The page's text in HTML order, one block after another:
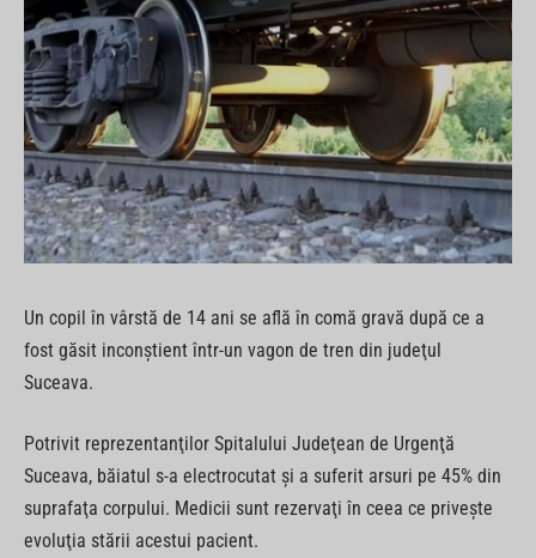
Un copil în vârstă de 14 ani se află în comă gravă după ce a
fost găsit inconştient într-un vagon de tren din judeţul
Suceava.
Potrivit reprezentanţilor Spitalului Judeţean de Urgenţă
Suceava, băiatul s-a electrocutat și a suferit arsuri pe 45% din
suprafaţa corpului. Medicii sunt rezervaţi în ceea ce priveşte
evoluţia stării acestui pacient.